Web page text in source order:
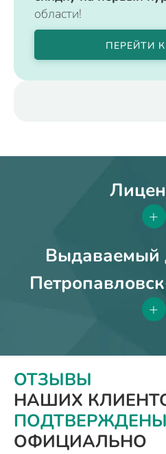
области!
ПЕРЕЙТИ
+
Выдаваемый
+
ОТЗЫВЫ
НАШИХ
ПОДТВЕРЖДЕНЫ
ОФИЦИАЛЬНО